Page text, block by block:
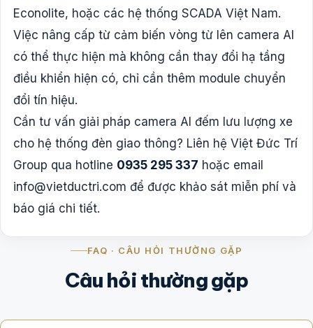
Econolite, hoặc các hệ thống SCADA Việt Nam.
Việc nâng cấp từ cảm biến vòng từ lên camera AI
có thể thực hiện mà không cần thay đổi hạ tầng
điều khiển hiện có, chỉ cần thêm module chuyển
đổi tín hiệu.
Cần tư vấn giải pháp camera AI đếm lưu lượng xe
cho hệ thống đèn giao thông? Liên hệ Việt Đức Trí
Group qua hotline 0935 295 337 hoặc email
info@vietductri.com để được khảo sát miễn phí và
báo giá chi tiết.
FAQ · CÂU HỎI THƯỜNG GẶP
Câu hỏi thường gặp